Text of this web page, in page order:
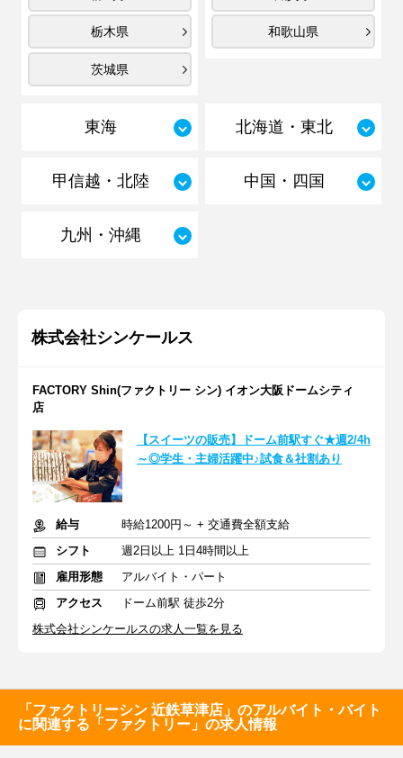
栃木県
茨城県
和歌山県
東海 北海道・東北
甲信越・北陸 中国・四国
九州・沖縄
株式会社シンケールス
FACTORY Shin(ファクトリー シン) イオン大阪ドームシティ
店
【スイーツの販売】ドーム前駅すぐ★週2/4h
～◎学生・主婦活躍中♪試食＆社割あり
給与
時給1200円～ + 交通費全額支給
シフト
週2日以上 1日4時間以上
雇用形態
アルバイト・パート
アクセス
ドーム前駅 徒歩2分
株式会社シンケールスの求人一覧を見る
「ファクトリーシン 近鉄草津店」のアルバイト・バイト
に関連する「ファクトリー」の求人情報